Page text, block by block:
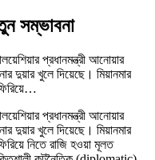
সম্ভাবনা
প্রধানমন্ত্রী আনোয়ার
দুয়ার খুলে দিয়েছে। মিয়ানমার
প্রধানমন্ত্রী আনোয়ার
দুয়ার খুলে দিয়েছে। মিয়ানমার
নিতে রাজি হওয়া মূলত